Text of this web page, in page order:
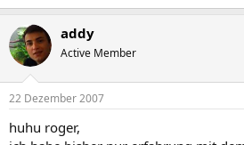
addy
Active Member
22 Dezember 2007
huhu roger,